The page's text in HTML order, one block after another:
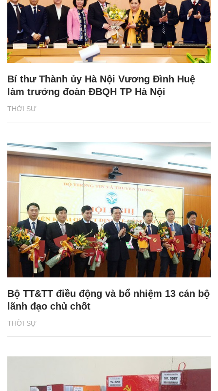
THỜI SỰ
Bí thư Thành ủy Hà Nội Vương Đình Huệ
làm trưởng đoàn ĐBQH TP Hà Nội
THỜI SỰ
Bộ TT&TT điều động và bổ nhiệm 13 cán bộ
lãnh đạo chủ chốt